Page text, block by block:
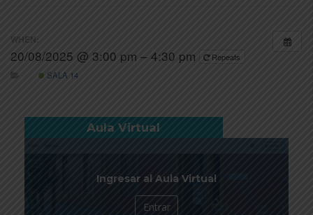
WHEN:
20/08/2025 @ 3:00 pm – 4:30 pm
Repeats
SALA 14
Aula Virtual
Ingresar al Aula Virtual
Entrar